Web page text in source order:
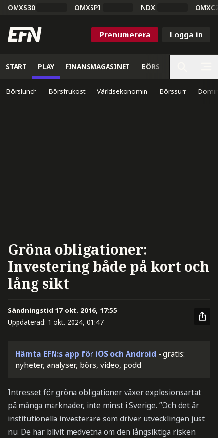
OMXS30 OMXSPI NDX
Prenumerera Logga in
START PLAY FINANSMAGASINET BÖRS
Börslunch Börsfrukost Världsekonomin Börssurr
Gröna obligationer:
Investering både på kort och
lång sikt
Sändningstid:17 okt. 2016, 17:55
Uppdaterad: 1 okt. 2024, 01:47
Hämta EFN:s app för iOS och Android - gratis:
nyheter, analyser, börs, video, podd
Intresset för gröna obligationer växer explosionsartat
på många marknader, inte minst i Sverige. ”Och det är
institutionella investerare som driver utvecklingen just
nu. De har blivit medvetna om den långsiktiga risken